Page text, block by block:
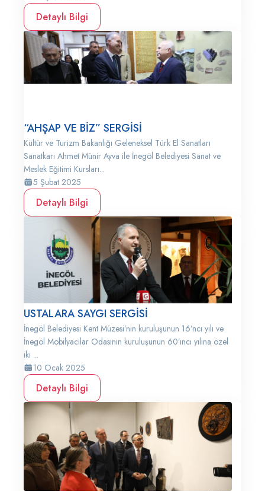
Detaylı Bilgi
“AHŞAP VE BİZ” SERGİSİ
Kültür ve Turizm Bakanlığı Geleneksel Türk El Sanatları
Sanatkarı Ahmet Münir Ayva ile İnegöl Belediyesi Sanat ve
Meslek Eğitimi Kursları...
5 Şubat 2025
Detaylı Bilgi
USTALARA SAYGI SERGİSİ
İnegöl Belediyesi Kent Müzesi’nin kuruluşunun 16’ncı yılı ve
İnegöl Mobilyacılar Odasının kuruluşunun 60’ıncı yılına özel
iki ...
10 Ocak 2025
Detaylı Bilgi